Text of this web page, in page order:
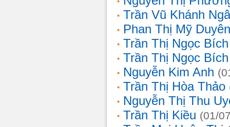
Trần Vũ Khánh
Phan Thị Mỹ Duyên
Trần Thị Ngọc Bích
Trần Thị Ngọc Bích
Nguyễn Kim Anh
Trần Thị Hòa Thảo
Nguyễn Thị Thu
Trần Thị Kiều (01/